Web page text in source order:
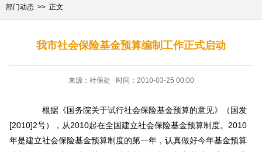
部门动态
正文
我市社会保险基金预算编制工作正式启动
来源：社保处 时间：2010-03-25 00:00
根据《国务院关于试行社会保险基金预算的意见》（国发
[2010]2号），从2010起在全国建立社会保险基金预算制度。2010
年是建立社会保险基金预算制度的第一年，认真做好今年基金预算